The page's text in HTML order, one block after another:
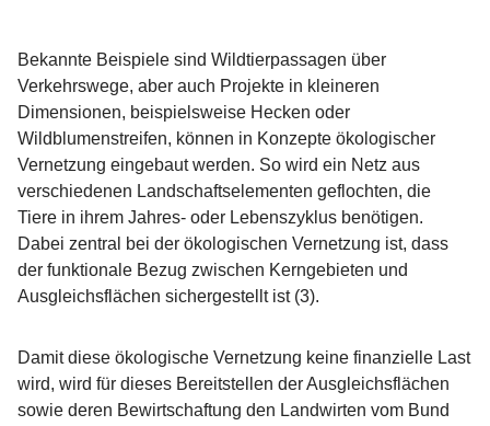
Bekannte Beispiele sind Wildtierpassagen über
Verkehrswege, aber auch Projekte in kleineren
Dimensionen, beispielsweise Hecken oder
Wildblumenstreifen, können in Konzepte ökologischer
Vernetzung eingebaut werden. So wird ein Netz aus
verschiedenen Landschaftselementen geflochten, die
Tiere in ihrem Jahres- oder Lebenszyklus benötigen.
Dabei zentral bei der ökologischen Vernetzung ist, dass
der funktionale Bezug zwischen Kerngebieten und
Ausgleichsflächen sichergestellt ist (3).
Damit diese ökologische Vernetzung keine finanzielle Last
wird, wird für dieses Bereitstellen der Ausgleichsflächen
sowie deren Bewirtschaftung den Landwirten vom Bund